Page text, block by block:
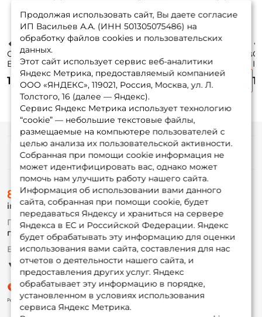
Спиннинг Zemex
Buriza 259см. 7-
28гр. 134гр. fast /
862MH
10 115 ₽
Stealth Z Tele 26M
260 см. 7-35 гр.
13 140 ₽
Спиннинг Maximus
Black Widow X
MSBWX26M 260
см. 7-28 гр.
12 585 ₽
Продолжая использовать сайт, Вы даете согласие
ИП Васильев А.А. (ИНН 501305075486) на
обработку файлов cookies и пользовательских
данных.
Этот сайт использует сервис веб-аналитики
Яндекс Метрика, предоставляемый компанией
ООО «ЯНДЕКС», 119021, Россия, Москва, ул. Л.
Толстого, 16 (далее — Яндекс).
Сервис Яндекс Метрика использует технологию
“cookie” — небольшие текстовые файлы,
размещаемые на компьютере пользователей с
целью анализа их пользовательской активности.
Собранная при помощи cookie информация не
может идентифицировать вас, однако может
помочь нам улучшить работу нашего сайта.
Информация об использовании вами данного
сайта, собранная при помощи cookie, будет
передаваться Яндексу и храниться на сервере
Яндекса в ЕС и Российской Федерации. Яндекс
будет обрабатывать эту информацию для оценки
использования вами сайта, составления для нас
отчетов о деятельности нашего сайта, и
предоставления других услуг. Яндекс
обрабатывает эту информацию в порядке,
установленном в условиях использования
сервиса Яндекс Метрика.
Информация
О магазине
Доставка
Оплата
Fox-bonus
Гуру
Партнерская программа
8 (495) 532-77-88
info@foxfishing.ru
По вопросам с заказом
г. Москва, ул. Плеханова д.7
Ежедневно 10:00 до 20:00